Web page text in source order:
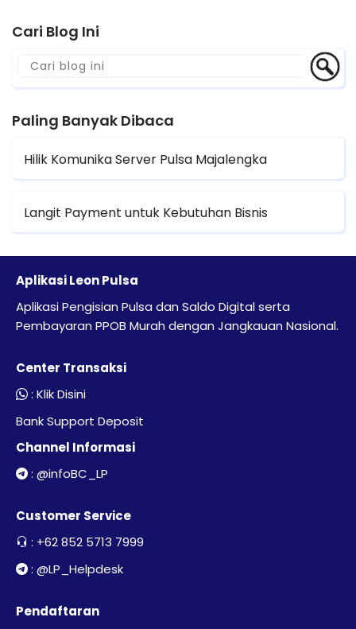
Cari Blog Ini
Paling Banyak Dibaca
Hilik Komunika Server Pulsa Majalengka
Langit Payment untuk Kebutuhan Bisnis
Aplikasi Leon Pulsa
Aplikasi Pengisian Pulsa dan Saldo Digital serta
Pembayaran PPOB Murah dengan Jangkauan Nasional.
Center Transaksi
: Klik Disini
Bank Support Deposit
Channel Informasi
: @infoBC_LP
Customer Service
: +62 852 5713 7999
: @LP_Helpdesk
Pendaftaran